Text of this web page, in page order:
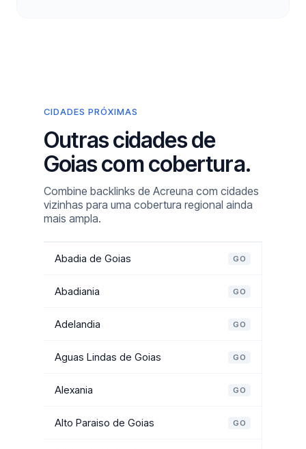
CIDADES PRÓXIMAS
Outras cidades de
Goias com cobertura.
Combine backlinks de Acreuna com cidades
vizinhas para uma cobertura regional ainda
mais ampla.
Abadia de Goias GO
Abadiania GO
Adelandia GO
Aguas Lindas de Goias GO
Alexania GO
Alto Paraiso de Goias GO